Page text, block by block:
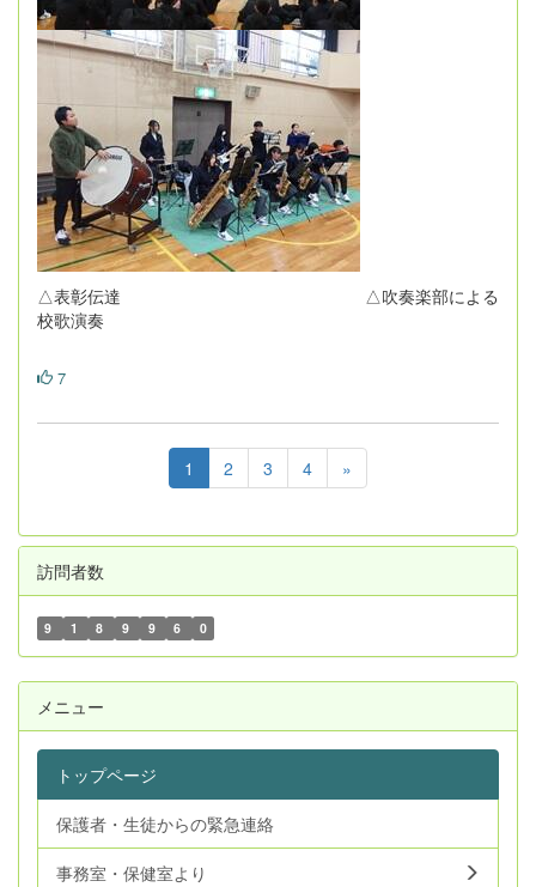
△表彰伝達 △吹奏楽部による
校歌演奏
7
1 2 3 4 »
訪問者数
9 1 8 9 9 6 0
メニュー
トップページ
保護者・生徒からの緊急連絡
事務室・保健室より